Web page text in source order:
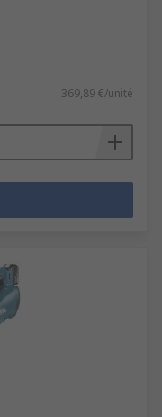
369,89 €/unité